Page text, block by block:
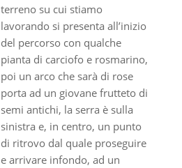
terreno su cui stiamo
lavorando si presenta all’inizio
del percorso con qualche
pianta di carciofo e rosmarino,
poi un arco che sarà di rose
porta ad un giovane frutteto di
semi antichi, la serra è sulla
sinistra e, in centro, un punto
di ritrovo dal quale proseguire
e arrivare infondo, ad un